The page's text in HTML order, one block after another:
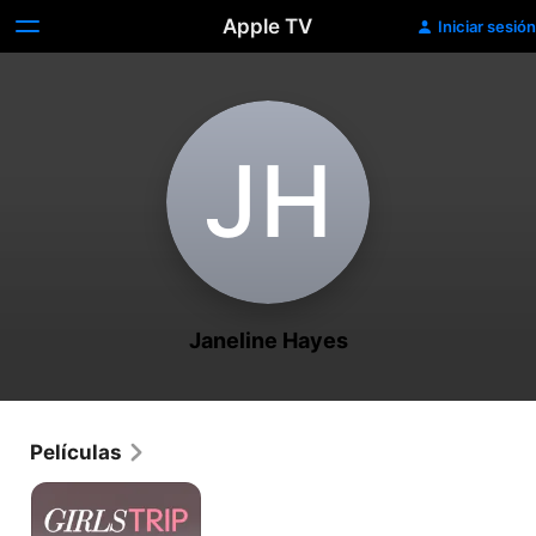
Apple TV Iniciar sesión
J‌H
Janeline Hayes
Películas
Viaje
de
Chicas